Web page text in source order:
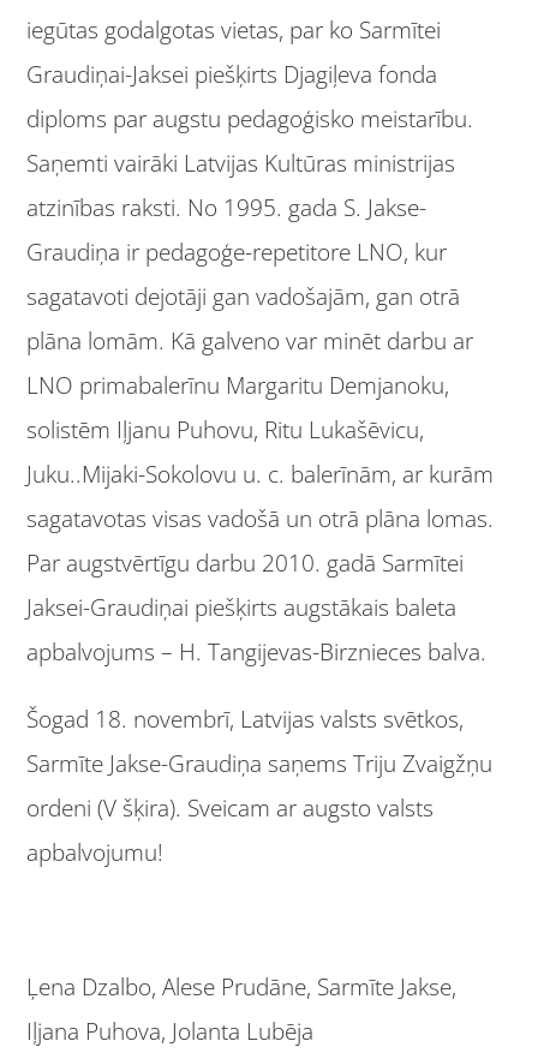
iegūtas godalgotas vietas, par ko Sarmītei
Graudiņai-Jaksei piešķirts Djagiļeva fonda
diploms par augstu pedagoģisko meistarību.
Saņemti vairāki Latvijas Kultūras ministrijas
atzinības raksti. No 1995. gada S. Jakse-
Graudiņa ir pedagoģe-repetitore LNO, kur
sagatavoti dejotāji gan vadošajām, gan otrā
plāna lomām. Kā galveno var minēt darbu ar
LNO primabalerīnu Margaritu Demjanoku,
solistēm Iļjanu Puhovu, Ritu Lukašēvicu,
Juku..Mijaki-Sokolovu u. c. balerīnām, ar kurām
sagatavotas visas vadošā un otrā plāna lomas.
Par augstvērtīgu darbu 2010. gadā Sarmītei
Jaksei-Graudiņai piešķirts augstākais baleta
apbalvojums – H. Tangijevas-Birznieces balva.
Šogad 18. novembrī, Latvijas valsts svētkos,
Sarmīte Jakse-Graudiņa saņems Triju Zvaigžņu
ordeni (V šķira). Sveicam ar augsto valsts
apbalvojumu!
Ļena Dzalbo, Alese Prudāne, Sarmīte Jakse,
Iļjana Puhova, Jolanta Lubēja